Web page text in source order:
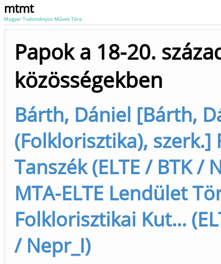
mtmt
Magyar Tudományos Művek Tára
Papok a 18-20.
közösségekben
Bárth, Dániel [Bárth,
(Folklorisztika), szerk.]
Tanszék (ELTE / BTK /
MTA-ELTE Lendület
Folklorisztikai Kut...
/ Nepr_I)